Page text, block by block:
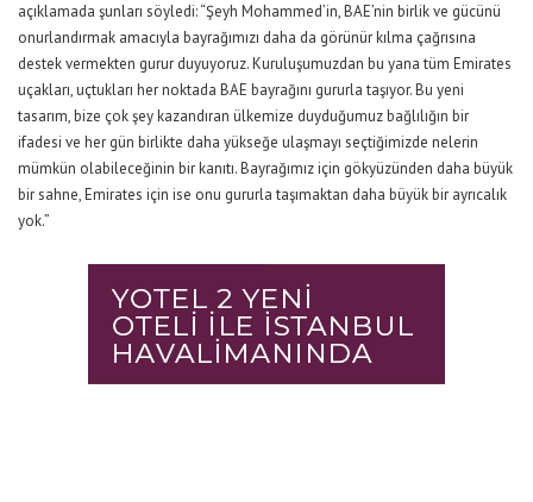
açıklamada şunları söyledi: “Şeyh Mohammed’in, BAE’nin birlik ve gücünü
onurlandırmak amacıyla bayrağımızı daha da görünür kılma çağrısına
destek vermekten gurur duyuyoruz. Kuruluşumuzdan bu yana tüm Emirates
uçakları, uçtukları her noktada BAE bayrağını gururla taşıyor. Bu yeni
tasarım, bize çok şey kazandıran ülkemize duyduğumuz bağlılığın bir
ifadesi ve her gün birlikte daha yükseğe ulaşmayı seçtiğimizde nelerin
mümkün olabileceğinin bir kanıtı. Bayrağımız için gökyüzünden daha büyük
bir sahne, Emirates için ise onu gururla taşımaktan daha büyük bir ayrıcalık
yok.”